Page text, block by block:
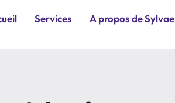
Services A propos de Sylvae